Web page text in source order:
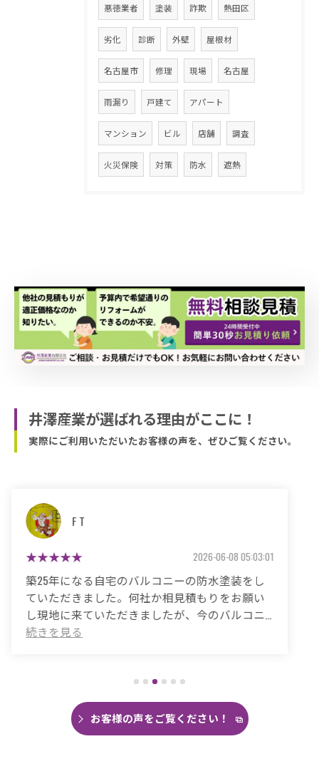
悪徳業者 塗装 詐欺 熱田区
劣化 診断 外壁 屋根材
名古屋市 修理 現場 名古屋
雨漏り 戸建て アパート
マンション ビル 店舗 調査
火災保険 対策 防水 遮熱
井澤産業が選ばれる理由がここに！
実際にご利用いただいたお客様の声を、ぜひご覧ください。
マサコ
2026-05-26 06:48:59
築50年の自宅、20年程前から雨漏りに悩まされ
ていました。
これまで3度天井から雨漏りしてその都度雨漏り
箇所は修繕してもらいましたがスッキリ直った
がなく雨の日は憂鬱で仕方ありませんでした。
今回は絶対に原因を特定して修繕してほしいと
思い毎日口コミを見て井澤産業さんにたどり着
くことができました。
お客様の声をご覧ください！